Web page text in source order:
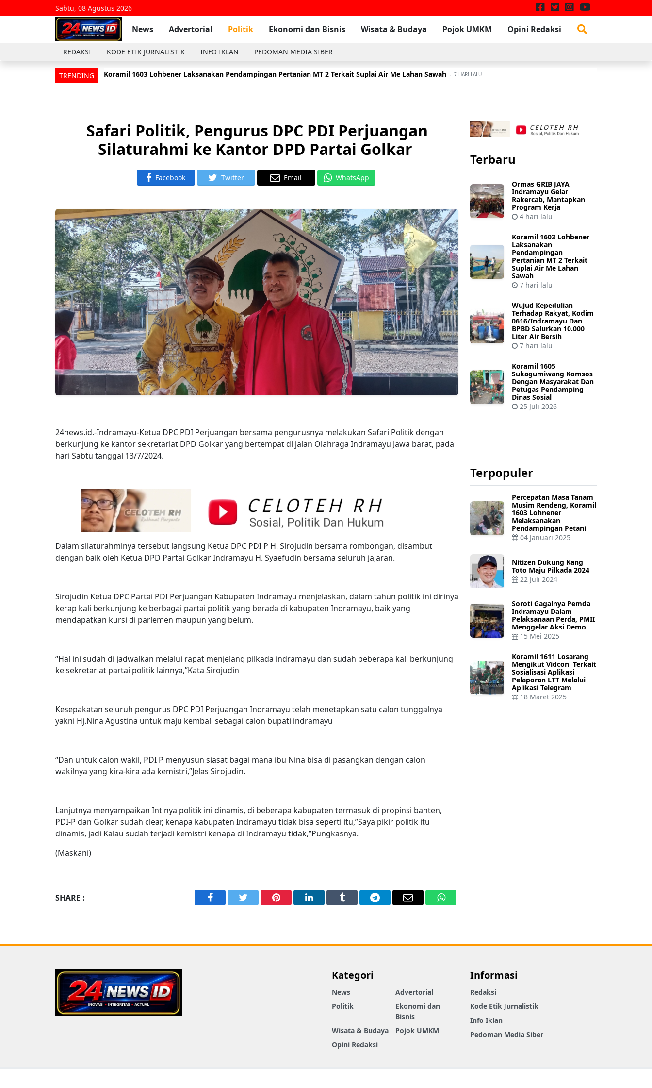
Sabtu, 08 Agustus 2026
News Advertorial Politik Ekonomi dan Bisnis Wisata & Budaya Pojok UMKM Opini Redaksi
REDAKSI KODE ETIK JURNALISTIK INFO IKLAN PEDOMAN MEDIA SIBER
TRENDING Koramil 1603 Lohbener Laksanakan Pendampingan Pertanian MT 2 Terkait Suplai Air Me Lahan Sawah 7 HARI LALU
Anggota Koramil 1601/Indramayu Komsos Dengan Masyarakat Di Wilayah Binaan Desa Tambak 23 JULI 2026
Safari Politik, Pengurus DPC PDI Perjuangan
Silaturahmi ke Kantor DPD Partai Golkar
Facebook Twitter Email WhatsApp
24news.id.-Indramayu-Ketua DPC PDI Perjuangan bersama pengurusnya melakukan Safari Politik dengan
berkunjung ke kantor sekretariat DPD Golkar yang bertempat di jalan Olahraga Indramayu Jawa barat, pada
hari Sabtu tanggal 13/7/2024.
Dalam silaturahminya tersebut langsung Ketua DPC PDI P H. Sirojudin bersama rombongan, disambut
dengan baik oleh Ketua DPD Partai Golkar Indramayu H. Syaefudin bersama seluruh jajaran.
Sirojudin Ketua DPC Partai PDI Perjuangan Kabupaten Indramayu menjelaskan, dalam tahun politik ini dirinya
kerap kali berkunjung ke berbagai partai politik yang berada di kabupaten Indramayu, baik yang
mendapatkan kursi di parlemen maupun yang belum.
“Hal ini sudah di jadwalkan melalui rapat menjelang pilkada indramayu dan sudah beberapa kali berkunjung
ke sekretariat partai politik lainnya,”Kata Sirojudin
Kesepakatan seluruh pengurus DPC PDI Perjuangan Indramayu telah menetapkan satu calon tunggalnya
yakni Hj.Nina Agustina untuk maju kembali sebagai calon bupati indramayu
“Dan untuk calon wakil, PDI P menyusun siasat bagai mana ibu Nina bisa di pasangkan dengan calon
wakilnya yang kira-kira ada kemistri,”Jelas Sirojudin.
Lanjutnya menyampaikan Intinya politik ini dinamis, di beberapa kabupaten termasuk di propinsi banten,
PDI-P dan Golkar sudah clear, kenapa kabupaten Indramayu tidak bisa seperti itu,”Saya pikir politik itu
dinamis, jadi Kalau sudah terjadi kemistri kenapa di Indramayu tidak,”Pungkasnya.
(Maskani)
SHARE :
FacebookTwitterPinterestLinkedInTumblrTelegramEmail WhatsApp
Terbaru
Ormas GRIB JAYA
Indramayu Gelar
Rakercab, Mantapkan
Program Kerja
4 hari lalu
Koramil 1603 Lohbener
Laksanakan
Pendampingan
Pertanian MT 2 Terkait
Suplai Air Me Lahan
Sawah
7 hari lalu
Wujud Kepedulian
Terhadap Rakyat, Kodim
0616/Indramayu Dan
BPBD Salurkan 10.000
Liter Air Bersih
7 hari lalu
Koramil 1605
Sukagumiwang Komsos
Dengan Masyarakat Dan
Petugas Pendamping
Dinas Sosial
25 Juli 2026
Terpopuler
Percepatan Masa Tanam
Musim Rendeng, Koramil
1603 Lohnener
Melaksanakan
Pendampingan Petani
04 Januari 2025
Nitizen Dukung Kang
Toto Maju Pilkada 2024
22 Juli 2024
Soroti Gagalnya Pemda
Indramayu Dalam
Pelaksanaan Perda, PMII
Menggelar Aksi Demo
15 Mei 2025
Koramil 1611 Losarang
Mengikut Vidcon Terkait
Sosialisasi Aplikasi
Pelaporan LTT Melalui
Aplikasi Telegram
18 Maret 2025
Kategori
News
Advertorial
Politik
Ekonomi dan
Bisnis
Wisata & Budaya
Pojok UMKM
Opini Redaksi
Informasi
Redaksi
Kode Etik Jurnalistik
Info Iklan
Pedoman Media Siber